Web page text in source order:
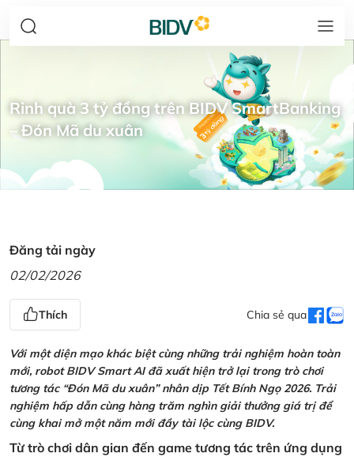
Rinh quà 3 tỷ đồng trên BIDV SmartBanking
– Đón Mã du xuân
Đăng tải ngày
02/02/2026
Thích Chia sẻ qua
Với một diện mạo khác biệt cùng những trải nghiệm hoàn toàn
mới, robot BIDV Smart AI đã xuất hiện trở lại trong trò chơi
tương tác “Đón Mã du xuân” nhân dịp Tết Bính Ngọ 2026. Trải
nghiệm hấp dẫn cùng hàng trăm nghìn giải thưởng giá trị để
cùng khai mở một năm mới đầy tài lộc cùng BIDV.
Từ trò chơi dân gian đến game tương tác trên ứng dụng